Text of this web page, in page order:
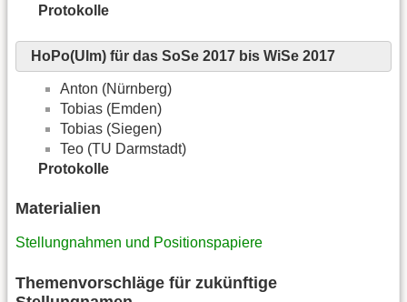
Protokolle
HoPo(Ulm) für das SoSe 2017 bis WiSe 2017
Anton (Nürnberg)
Tobias (Emden)
Tobias (Siegen)
Teo (TU Darmstadt)
Protokolle
Materialien
Stellungnahmen und Positionspapiere
Themenvorschläge für zukünftige